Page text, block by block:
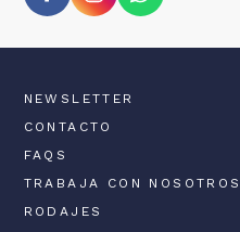
NEWSLETTER
CONTACTO
FAQS
TRABAJA CON NOSOTROS
RODAJES